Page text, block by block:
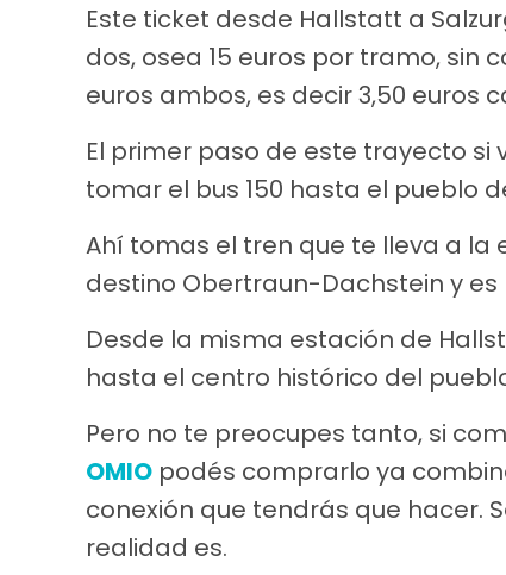
Este ticket desde Hallstatt a
dos, osea 15 euros por tramo, sin
euros ambos, es decir 3,50 euros
El primer paso de este trayecto si
tomar el bus 150 hasta el pueblo
Ahí tomas el tren que te lleva a la
destino Obertraun-Dachstein y
Desde la misma estación de
hasta el centro histórico del
Pero no te preocupes tanto, si
OMIO podés comprarlo ya
conexión que tendrás que hacer.
realidad es.